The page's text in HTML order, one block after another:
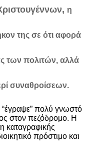
, η
της σε ότι αφορά
των πολιτών, αλλά
συναθροίσεων.
πολύ γνωστό
στον πεζόδρομο. Η
καταγραφικής
πρόστιμο και